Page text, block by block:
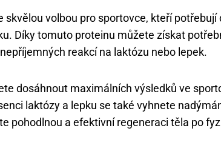
skvělou volbou pro sportovce, kteří potřebují
Díky tomuto proteinu můžete získat
reakcí na laktózu nebo lepek.
dosáhnout maximálních výsledků ve
laktózy a lepku se také vyhnete
pohodlnou a efektivní regeneraci těla po